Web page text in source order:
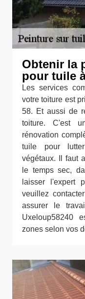
Obtenir la
pour tuile
Les services
votre toiture est
58. Et aussi de
toiture. C'est
rénovation
tuile pour
végétaux. Il faut
le temps sec,
laisser l'expert
veuillez
assurer le
Uxeloup58240
zones selon vos